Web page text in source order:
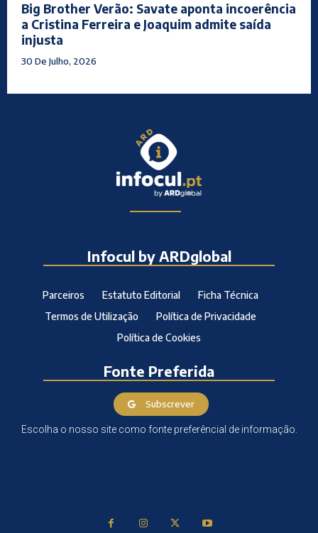
Big Brother Verão: Savate aponta incoerência
a Cristina Ferreira e Joaquim admite saída
injusta
30 De Julho, 2026
Infocul by ARDglobal
Parceiros Estatuto Editorial
Ficha Técnica
Termos de Utilização
Política de Privacidade
Política de Cookies
Fonte Preferida
Subscrever
Escolha o nosso site como fonte preferêncial de informação.